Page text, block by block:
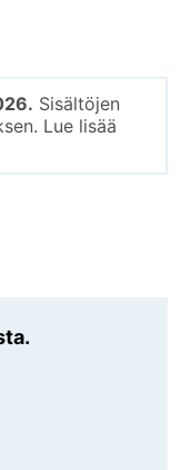
Sisältöjen
Lue lisää